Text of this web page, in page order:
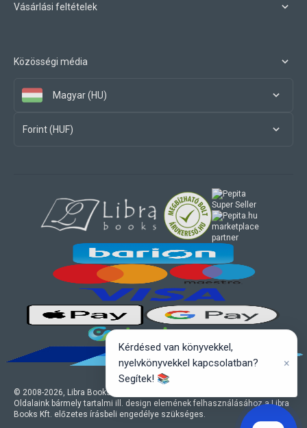
Vásárlási feltételek
Közösségi média
Magyar (HU)
Forint (HUF)
© 2008-2026, Libra Books Kft. Minden jog fenntartva.
Oldalaink bármely tartalmi ill. design elemének felhasználásához a Libra
Books Kft. előzetes írásbeli engedélye szükséges.
marketplace
partner
Kérdésed van könyvekkel,
nyelvkönyvekkel kapcsolatban?
Segítek! 📚
×